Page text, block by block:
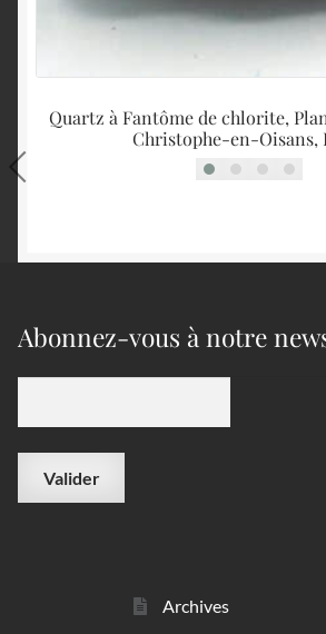
Quartz à Fantôme de chlorite,
Christophe-en-Oisans,
Abonnez-vous à notre
Archives